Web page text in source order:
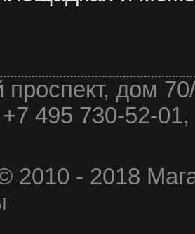
проспект, дом
+7 495 730-52-
2010 - 2018